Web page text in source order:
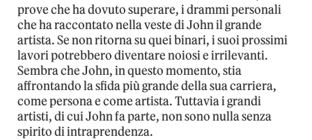
prove che ha dovuto superare, i drammi personali
che ha raccontato nella veste di John il grande
artista. Se non ritorna su quei binari, i suoi prossimi
lavori potrebbero diventare noiosi e irrilevanti.
Sembra che John, in questo momento, stia
affrontando la sfida più grande della sua carriera,
come persona e come artista. Tuttavia i grandi
artisti, di cui John fa parte, non sono nulla senza
spirito di intraprendenza.